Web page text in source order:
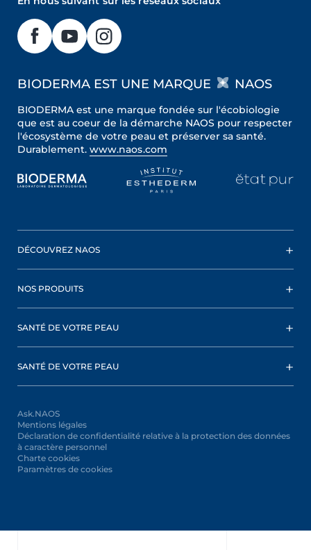
BIODERMA EST UNE MARQUE NAOS
BIODERMA est une marque fondée sur l'écobiologie
que est au coeur de la démarche NAOS pour respecter
l'écosystème de votre peau et préserver sa santé.
Durablement. www.naos.com
DÉCOUVREZ NAOS
NOS PRODUITS
SANTÉ DE VOTRE PEAU
SANTÉ DE VOTRE PEAU
Ask.NAOS
Mentions légales
Déclaration de confidentialité relative à la protection des données
à caractère personnel
Charte cookies
Paramètres de cookies